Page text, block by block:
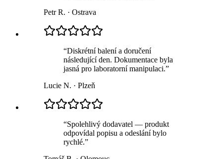
Petr R. · Ostrava
“Diskrétní balení a doručení
následující den. Dokumentace byla
jasná pro laboratorní manipulaci.”
Lucie N. · Plzeň
“Spolehlivý dodavatel — produkt
odpovídal popisu a odeslání bylo
rychlé.”